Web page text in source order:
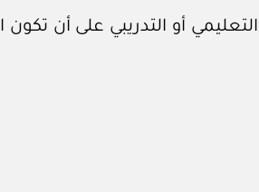
أو التدريبي على أن